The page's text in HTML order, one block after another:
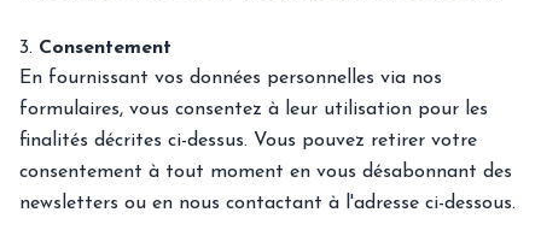
3. Consentement
En fournissant vos données personnelles via nos
formulaires, vous consentez à leur utilisation pour les
finalités décrites ci-dessus. Vous pouvez retirer votre
consentement à tout moment en vous désabonnant des
newsletters ou en nous contactant à l'adresse ci-dessous.